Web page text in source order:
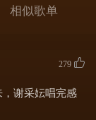
天在等待
相似歌单
279
谢采妘唱完感